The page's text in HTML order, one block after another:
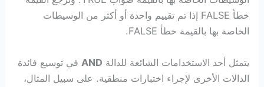
خطأ FALSE إذا تم تقييم واحدة أو أكثر من الوسيطات
الخاصة بها بالقيمة خطأ FALSE.
يتمثل أحد الاستخدامات الشائعة للدالة AND في توسيع فائدة
الدالات الأخرى لإجراء اختبارات منطقية. على سبيل المثال،